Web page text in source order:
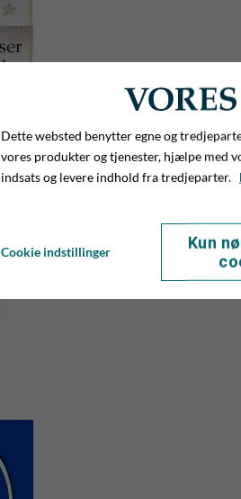
Dette websted benytter egne og
vores produkter og tjenester, hjælpe med
indsats og levere indhold fra tredjeparter.
Cookie indstillinger
Kun